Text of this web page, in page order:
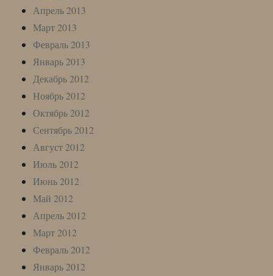
Апрель 2013
Март 2013
Февраль 2013
Январь 2013
Декабрь 2012
Ноябрь 2012
Октябрь 2012
Сентябрь 2012
Август 2012
Июль 2012
Июнь 2012
Май 2012
Апрель 2012
Март 2012
Февраль 2012
Январь 2012